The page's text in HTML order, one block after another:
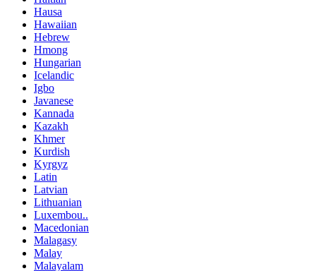
Hausa
Hawaiian
Hebrew
Hmong
Hungarian
Icelandic
Igbo
Javanese
Kannada
Kazakh
Khmer
Kurdish
Kyrgyz
Latin
Latvian
Lithuanian
Luxembou..
Macedonian
Malagasy
Malay
Malayalam